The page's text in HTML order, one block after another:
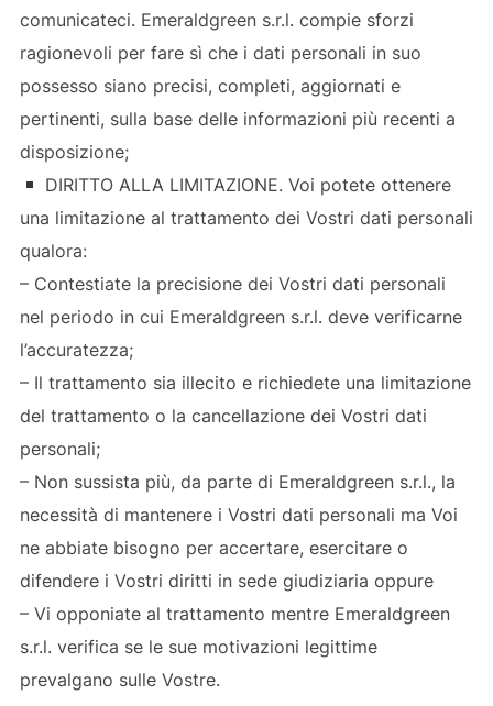
comunicateci. Emeraldgreen s.r.l. compie sforzi
ragionevoli per fare sì che i dati personali in suo
possesso siano precisi, completi, aggiornati e
pertinenti, sulla base delle informazioni più recenti a
disposizione;
DIRITTO ALLA LIMITAZIONE. Voi potete ottenere
una limitazione al trattamento dei Vostri dati personali
qualora:
– Contestiate la precisione dei Vostri dati personali
nel periodo in cui Emeraldgreen s.r.l. deve verificarne
l’accuratezza;
– Il trattamento sia illecito e richiedete una limitazione
del trattamento o la cancellazione dei Vostri dati
personali;
– Non sussista più, da parte di Emeraldgreen s.r.l., la
necessità di mantenere i Vostri dati personali ma Voi
ne abbiate bisogno per accertare, esercitare o
difendere i Vostri diritti in sede giudiziaria oppure
– Vi opponiate al trattamento mentre Emeraldgreen
s.r.l. verifica se le sue motivazioni legittime
prevalgano sulle Vostre.